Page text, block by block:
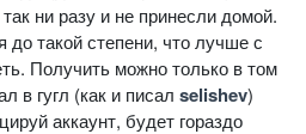
ни разу и не принесли домой.
до такой степени, что лучше с
Получить можно только в том
в гугл (как и писал selishev)
аккаунт, будет гораздо